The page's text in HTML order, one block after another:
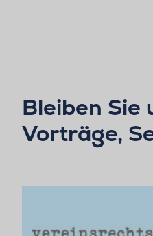
Bleiben
Vorträge,